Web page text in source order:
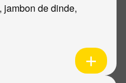
jambon de dinde,